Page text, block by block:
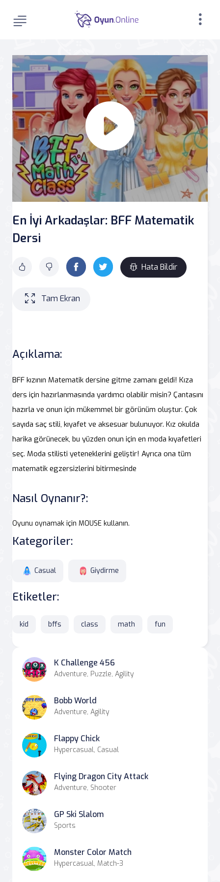
En İyi Arkadaşlar: BFF Matematik
Dersi
Hata Bildir
Tam Ekran
Açıklama:
BFF kızının Matematik dersine gitme zamanı geldi! Kıza
ders için hazırlanmasında yardımcı olabilir misin? Çantasını
hazırla ve onun için mükemmel bir görünüm oluştur. Çok
sayıda saç stili, kıyafet ve aksesuar bulunuyor. Kız okulda
harika görünecek, bu yüzden onun için en moda kıyafetleri
seç. Moda stilisti yeteneklerini geliştir! Ayrıca ona tüm
matematik egzersizlerini bitirmesinde
Nasıl Oynanır?:
Oyunu oynamak için MOUSE kullanın.
Kategoriler:
Casual Giydirme
Etiketler:
kid bffs class math fun
K Challenge 456
Adventure, Puzzle, Agility
Bobb World
Adventure, Agility
Flappy Chick
Hypercasual, Casual
Flying Dragon City Attack
Adventure, Shooter
GP Ski Slalom
Sports
Monster Color Match
Hypercasual, Match-3